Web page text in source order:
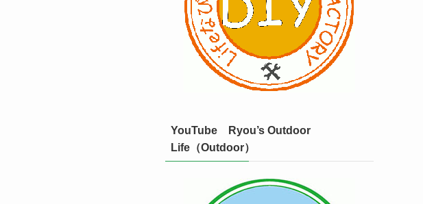
YouTube Ryou’s Outdoor
Life（Outdoor）